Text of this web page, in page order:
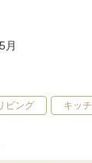
月
ビング キッ